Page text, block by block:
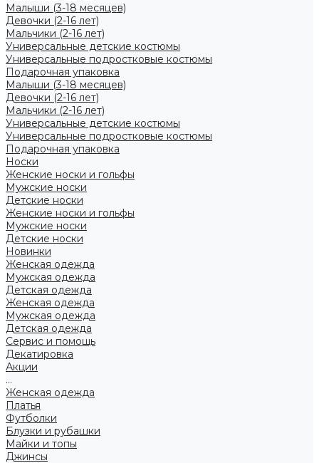
Малыши (3-18 месяцев)
Девочки (2-16 лет)
Мальчики (2-16 лет)
Универсальные детские костюмы
Универсальные подростковые костюмы
Подарочная упаковка
Малыши (3-18 месяцев)
Девочки (2-16 лет)
Мальчики (2-16 лет)
Универсальные детские костюмы
Универсальные подростковые костюмы
Подарочная упаковка
Носки
Женские носки и гольфы
Мужские носки
Детские носки
Женские носки и гольфы
Мужские носки
Детские носки
Новинки
Женская одежда
Мужская одежда
Детская одежда
Женская одежда
Мужская одежда
Детская одежда
Сервис и помощь
Декатировка
Акции
...
Женская одежда
Платья
Футболки
Блузки и рубашки
Майки и топы
Джинсы